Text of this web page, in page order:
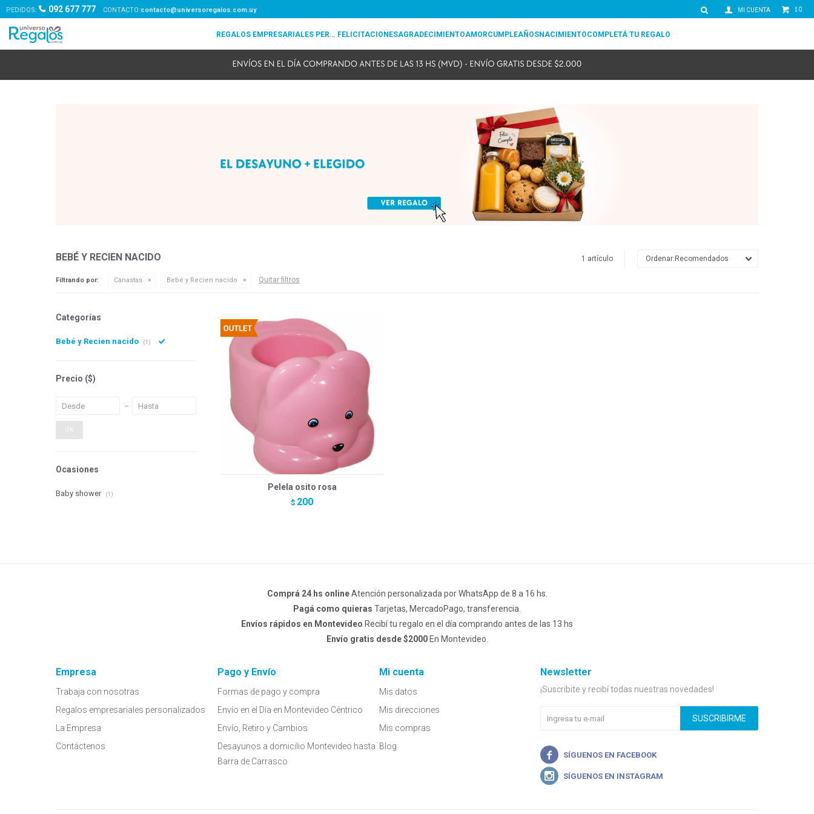
REGALOS EMPRESARIALES PERSONALIZADOS FELICITACIONESAGRADECIMIENTOAMORCUMPLEAÑOSNACIMIENTOCOMPLETÁ TU REGALO
$ 0
PEDIDOS: 092 677 777 contacto@universoregalos.com.uy
BEBÉ Y RECIEN NACIDO 1 artículo Recomendados
Filtrando por: Canastas Bebé y Recien nacido Quitar filtros
Pelela osito rosa
$ 200
Categorías
Bebé y Recien nacido (1)
Precio ($)
OK
Ocasiones
Baby shower (1)
Comprá 24 hs onlineAtención personalizada por WhatsApp de 8 a 16 hs.
Pagá como quieras Tarjetas, MercadoPago, transferencia.
Envíos rápidos en Montevideo Recibí tu regalo en el día comprando antes de las 13 hs
Envío gratis desde $2000En Montevideo.
Empresa
Trabaja con nosotras
Regalos empresariales personalizados
La Empresa
Contáctenos
Pago y Envío
Formas de pago y compra
Envío en el Día en Montevideo Céntrico
Envío, Retiro y Cambios
Desayunos a domicilio Montevideo hasta
Barra de Carrasco
Mi cuenta
Mis datos
Mis direcciones
Mis compras
Blog
Newsletter
¡Suscribite y recibí todas nuestras novedades!
SUSCRIBIRME

